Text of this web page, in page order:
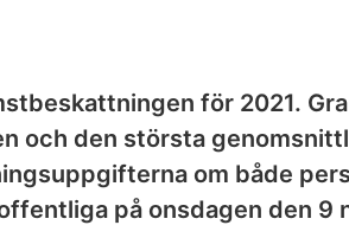
för 2021.
och den största
om både
på onsdagen den 9